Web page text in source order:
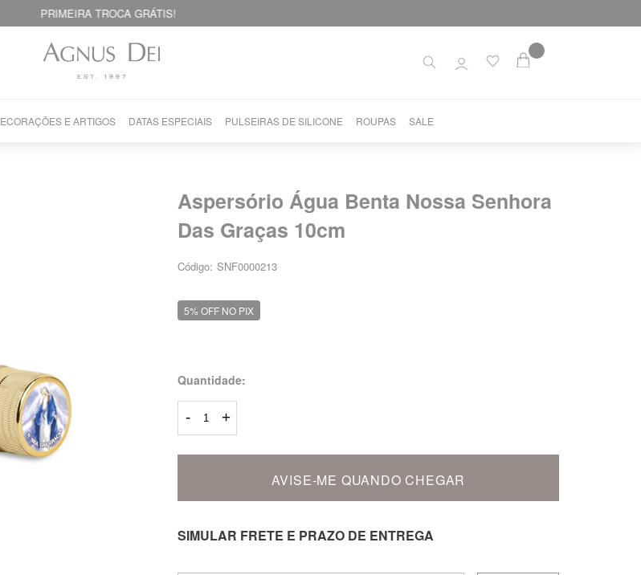
PRIMEIRA TROCA GRÁTIS!
DECORAÇÕES E ARTIGOS DATAS ESPECIAIS PULSEIRAS DE SILICONE ROUPAS SALE
Aspersório Água Benta Nossa Senhora
Das Graças 10cm
Código: SNF0000213
5% OFF NO PIX
Quantidade:
- +
AVISE-ME QUANDO CHEGAR
SIMULAR FRETE E PRAZO DE ENTREGA